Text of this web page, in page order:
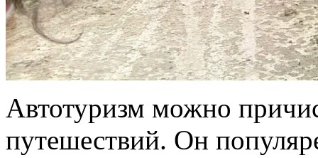
Автотуризм можно
путешествий. Он